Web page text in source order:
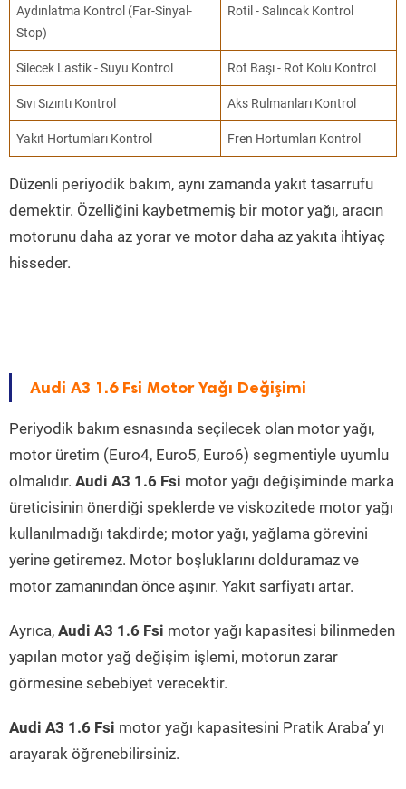
Aydınlatma Kontrol (Far-Sinyal-
Stop)
Rotil - Salıncak Kontrol
Silecek Lastik - Suyu Kontrol Rot Başı - Rot Kolu Kontrol
Sıvı Sızıntı Kontrol Aks Rulmanları Kontrol
Yakıt Hortumları Kontrol Fren Hortumları Kontrol
Düzenli periyodik bakım, aynı zamanda yakıt tasarrufu
demektir. Özelliğini kaybetmemiş bir motor yağı, aracın
motorunu daha az yorar ve motor daha az yakıta ihtiyaç
hisseder.
Audi A3 1.6 Fsi Motor Yağı Değişimi
Periyodik bakım esnasında seçilecek olan motor yağı,
motor üretim (Euro4, Euro5, Euro6) segmentiyle uyumlu
olmalıdır. Audi A3 1.6 Fsi motor yağı değişiminde marka
üreticisinin önerdiği speklerde ve viskozitede motor yağı
kullanılmadığı takdirde; motor yağı, yağlama görevini
yerine getiremez. Motor boşluklarını dolduramaz ve
motor zamanından önce aşınır. Yakıt sarfiyatı artar.
Ayrıca, Audi A3 1.6 Fsi motor yağı kapasitesi bilinmeden
yapılan motor yağ değişim işlemi, motorun zarar
görmesine sebebiyet verecektir.
Audi A3 1.6 Fsi motor yağı kapasitesini Pratik Araba’ yı
arayarak öğrenebilirsiniz.